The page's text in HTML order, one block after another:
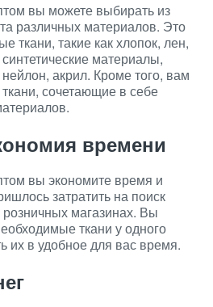
вы можете выбирать из
различных материалов. Это
ткани, такие как хлопок, лен,
материалы,
акрил. Кроме того, вам
сочетающие в себе
времени
вы экономите время и
затратить на поиск
магазинах. Вы
ткани у одного
их в удобное для вас время.